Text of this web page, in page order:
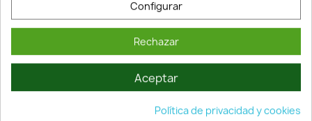
Configurar
Rechazar
Aceptar
Política de privacidad y cookies